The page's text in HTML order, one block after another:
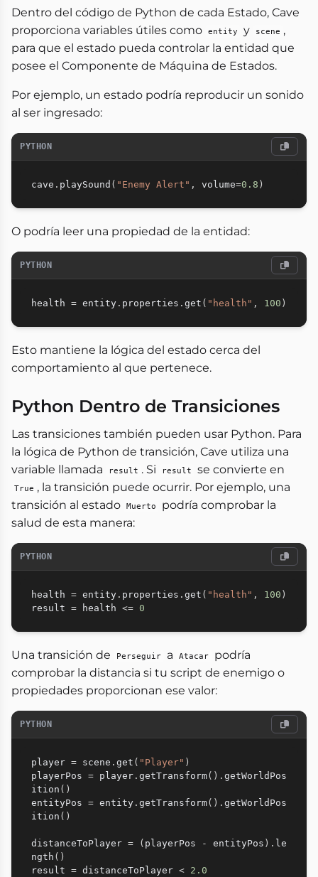
Dentro del código de Python de cada Estado, Cave
proporciona variables útiles como entity y scene ,
para que el estado pueda controlar la entidad que
posee el Componente de Máquina de Estados.
Por ejemplo, un estado podría reproducir un sonido
al ser ingresado:
PYTHON
cave . playSound ( "Enemy Alert" , volume=0.8 )
O podría leer una propiedad de la entidad:
PYTHON
health = entity . properties . get ( "health" , 100 )
Esto mantiene la lógica del estado cerca del
comportamiento al que pertenece.
Python Dentro de Transiciones
Las transiciones también pueden usar Python. Para
la lógica de Python de transición, Cave utiliza una
variable llamada
result . Si result se convierte en
True , la transición puede ocurrir. Por ejemplo, una
transición al estado Muerto
podría comprobar la
salud de esta manera:
PYTHON
health = entity . properties . get ( "health" , 100 )
result = health <= 0
Una transición de Perseguir a Atacar
podría
comprobar la distancia si tu script de enemigo o
propiedades proporcionan ese valor:
PYTHON
player = scene . get ( "Player" )
playerPos = player . getTransform( ) . getWorldPos
ition ( )
entityPos = entity . getTransform( ) . getWorldPos
ition ( )
distanceToPlayer = ( playerPos - entityPos ) . le
ngth ( )
result = distanceToPlayer < 2.0